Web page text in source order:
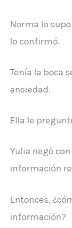
Norma lo
lo confirmó.
Tenía la boca
ansiedad.
Ella le
Yulia negó
información
Entonces,
información?